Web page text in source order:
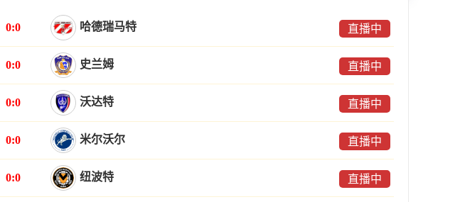
0:0 哈德瑞马特 直播中
0:0 史兰姆 直播中
0:0 沃达特 直播中
0:0 米尔沃尔 直播中
0:0 纽波特 直播中